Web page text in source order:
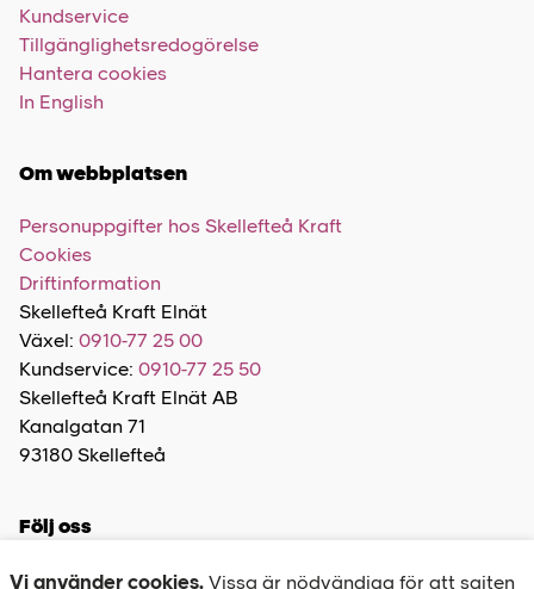
Vi använder cookies. Vissa är nödvändiga för att sajten
Kundservice
Tillgänglighetsredogörelse
Hantera cookies
In English
Om webbplatsen
Personuppgifter hos Skellefteå Kraft
Cookies
Driftinformation
Skellefteå Kraft Elnät
Växel: 0910-77 25 00
Kundservice: 0910-77 25 50
Skellefteå Kraft Elnät AB
Kanalgatan 71
93180 Skellefteå
Följ oss